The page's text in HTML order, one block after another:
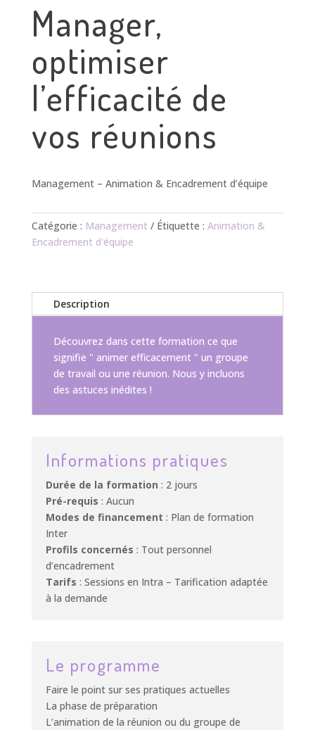
Manager,
optimiser
l’efficacité de
vos réunions
Management – Animation & Encadrement d’équipe
Catégorie : Management Étiquette : Animation &
Encadrement d'équipe
Description
Découvrez dans cette formation ce que
signifie " animer efficacement " un groupe
de travail ou une réunion. Nous y incluons
des astuces inédites !
Informations pratiques
Durée de la formation : 2 jours
Pré-requis : Aucun
Modes de financement : Plan de formation
Inter
Profils concernés : Tout personnel
d’encadrement
Tarifs : Sessions en Intra – Tarification adaptée
à la demande
Le programme
Faire le point sur ses pratiques actuelles
La phase de préparation
L’animation de la réunion ou du groupe de